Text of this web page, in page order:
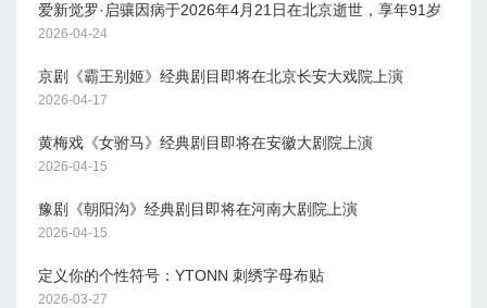
爱新觉罗·启骧因病于2026年4月21日在北京逝世，享年91岁
2026-04-24
京剧《霸王别姬》经典剧目即将在北京长安大戏院上演
2026-04-17
黄梅戏《女驸马》经典剧目即将在安徽大剧院上演
2026-04-15
豫剧《朝阳沟》经典剧目即将在河南大剧院上演
2026-04-15
定义你的个性符号：YTONN 刺绣字母布贴
2026-03-27